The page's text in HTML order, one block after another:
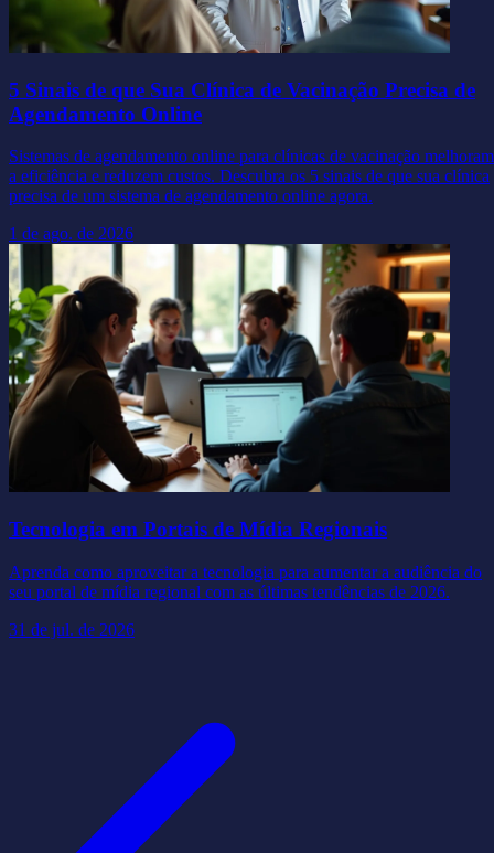
5 Sinais de que Sua Clínica de Vacinação Precisa de
Agendamento Online
Sistemas de agendamento online para clínicas de vacinação melhoram
a eficiência e reduzem custos. Descubra os 5 sinais de que sua clínica
precisa de um sistema de agendamento online agora.
1 de ago. de 2026
Tecnologia em Portais de Mídia Regionais
Aprenda como aproveitar a tecnologia para aumentar a audiência do
seu portal de mídia regional com as últimas tendências de 2026.
31 de jul. de 2026